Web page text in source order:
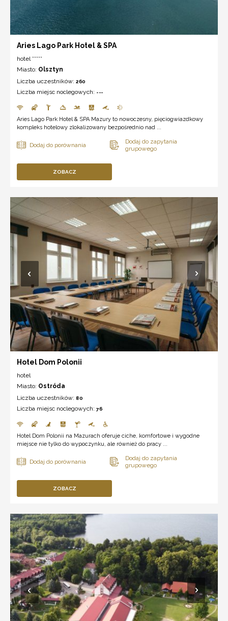
Aries Lago Park Hotel & SPA
hotel *****
Miasto: Olsztyn
Liczba uczestników: 260
Liczba miejsc noclegowych: ---
Aries Lago Park Hotel & SPA Mazury to nowoczesny, pięciogwiazdkowy
kompleks hotelowy zlokalizowany bezpośrednio nad ...
ZOBACZ
Hotel Dom Polonii
hotel
Miasto: Ostróda
Liczba uczestników: 80
Liczba miejsc noclegowych: 76
Hotel Dom Polonii na Mazurach oferuje ciche, komfortowe i wygodne
miejsce nie tylko do wypoczynku, ale również do pracy ...
ZOBACZ